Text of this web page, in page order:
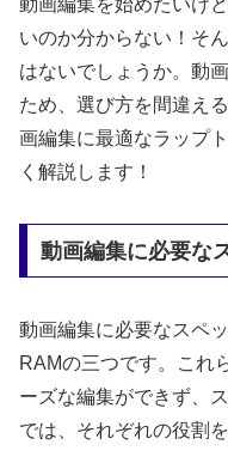
動画編集を始めたいけ
いのか分からない！そ
はないでしょうか。動
ため、選び方を間違え
画編集に最適なラップ
く解説します！
動画編集に必要な
動画編集に必要なスペ
RAMの三つです。これ
ーズな編集ができず、
では、それぞれの役割